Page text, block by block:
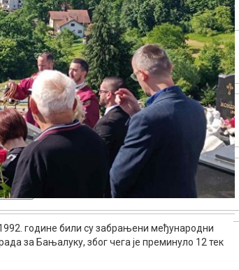
close the window.
године били су забрањени међународни
за Бањалуку, због чега је преминуло 12 тек